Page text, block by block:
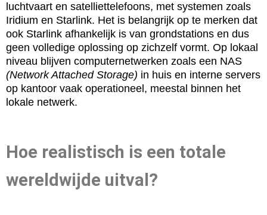
luchtvaart en satelliettelefoons, met systemen zoals
Iridium en Starlink. Het is belangrijk op te merken dat
ook Starlink afhankelijk is van grondstations en dus
geen volledige oplossing op zichzelf vormt. Op lokaal
niveau blijven computernetwerken zoals een NAS
(Network Attached Storage) in huis en interne servers
op kantoor vaak operationeel, meestal binnen het
lokale netwerk.
Hoe realistisch is een totale
wereldwijde uitval?